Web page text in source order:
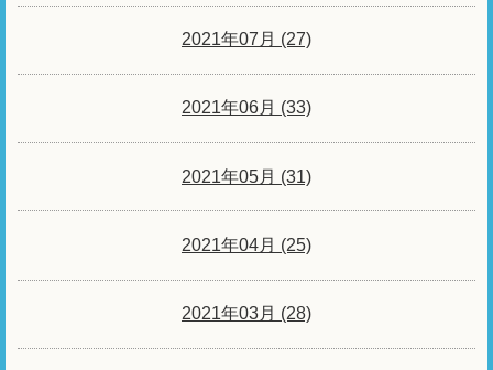
2021年07月 (27)
2021年06月 (33)
2021年05月 (31)
2021年04月 (25)
2021年03月 (28)